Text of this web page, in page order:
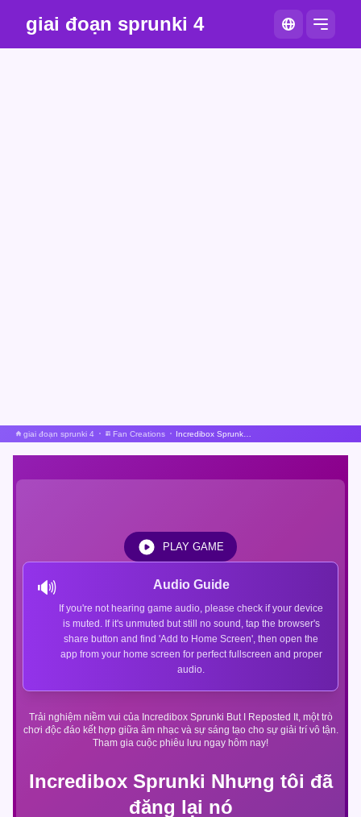
giai đoạn sprunki 4
giai đoạn sprunki 4 Fan Creations
Incredibox Sprunki Nhưng tôi đã
đăng lại nó
Trải nghiệm niềm vui của Incredibox Sprunki But I Reposted It, một trò
chơi độc đáo kết hợp giữa âm nhạc và sự sáng tạo cho sự giải trí vô tận.
Tham gia cuộc phiêu lưu ngay hôm nay!
🔊 Audio Guide
If you're not hearing game audio, please check if your device
is muted. If it's unmuted but still no sound, tap the browser's
share button and find 'Add to Home Screen', then open the
app from your home screen for perfect fullscreen and proper
audio.
PLAY GAME